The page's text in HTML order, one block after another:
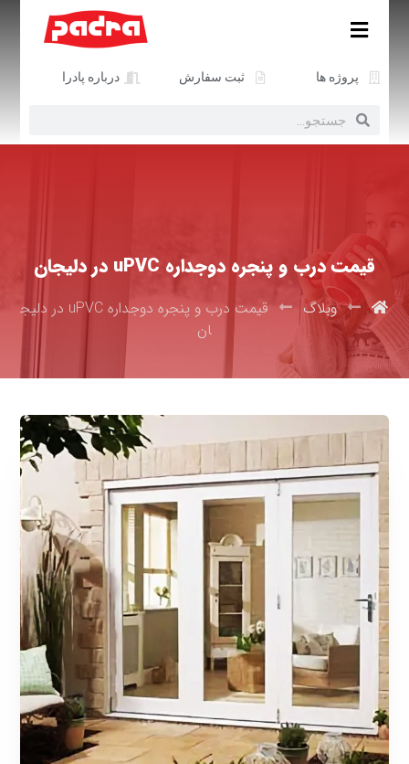
پروژه ها ثبت سفارش درباره پادرا
قیمت درب و پنجره دوجداره uPVC در دلیجان
وبلاگ
قیمت درب و پنجره دوجداره uPVC در دلیج
ان